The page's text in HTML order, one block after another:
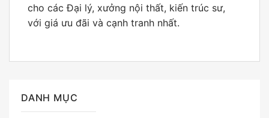
cho các Đại lý, xưởng nội thất, kiến trúc sư,
với giá ưu đãi và cạnh tranh nhất.
DANH MỤC